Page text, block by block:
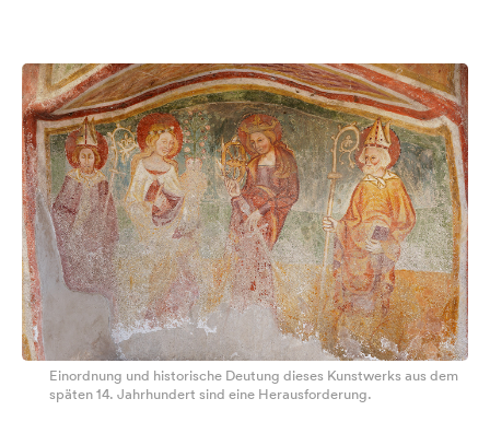
Einordnung und historische Deutung dieses Kunstwerks aus dem
späten 14. Jahrhundert sind eine Herausforderung.